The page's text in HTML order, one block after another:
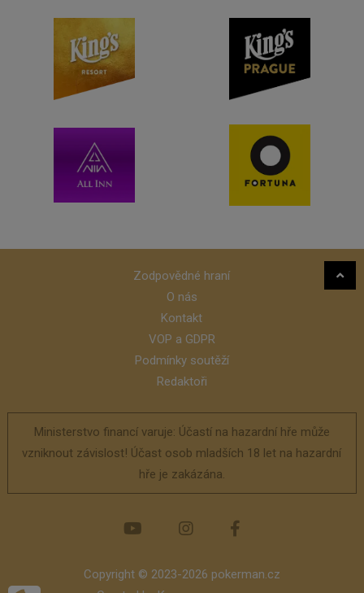
Zodpovědné hraní
O nás
Kontakt
VOP a GDPR
Podmínky soutěží
Redaktoři
Ministerstvo financí varuje: Účastí na hazardní hře může
vzniknout závislost! Účast osob mladších 18 let na hazardní
hře je zakázána.
Copyright © 2023-2026 pokerman.cz